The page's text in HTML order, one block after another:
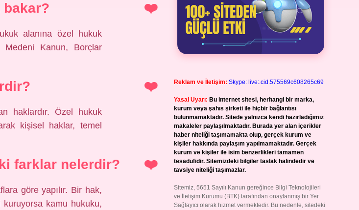
bakar?
alanına özel hukuk
Medeni Kanun, Borçlar
haklardır. Özel hukuk
kişisel haklar, temel
farklar nelerdir?
göre yapılır. Bir hak,
kuruyorsa kamu hukuku,
Reklam ve İletişim: Skype: live:.cid.575569c608265c69
Yasal Uyarı: Bu internet sitesi, herhangi bir marka,
kurum veya şahıs şirketi ile hiçbir bağlantısı
bulunmamaktadır. Sitede yalnızca kendi hazırladığımız
makaleler paylaşılmaktadır. Burada yer alan içerikler
haber niteliği taşımamakta olup, gerçek kurum ve
kişiler hakkında paylaşım yapılmamaktadır. Gerçek
kurum ve kişiler ile isim benzerlikleri tamamen
tesadüfidir. Sitemizdeki bilgiler taslak halindedir ve
tavsiye niteliği taşımazlar.
Sitemiz, 5651 Sayılı Kanun gereğince Bilgi Teknolojileri
ve İletişim Kurumu (BTK) tarafından onaylanmış bir Yer
Sağlayıcı olarak hizmet vermektedir. Bu nedenle, sitedeki